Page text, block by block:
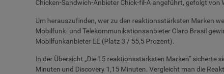
Chicken-Sandwich-Anbieter Chick-fil-A angeführt, gefolgt von
Um herauszufinden, wer zu den reaktionsstärksten Marken
Mobilfunk- und Telekommunikationsanbieter Claro Brasil
Mobilfunkanbieter EE (Platz 3 / 55,5 Prozent).
In der Übersicht „Die 15 reaktionsstärksten Marken“
Minuten und Discovery 1,15 Minuten. Vergleicht man die